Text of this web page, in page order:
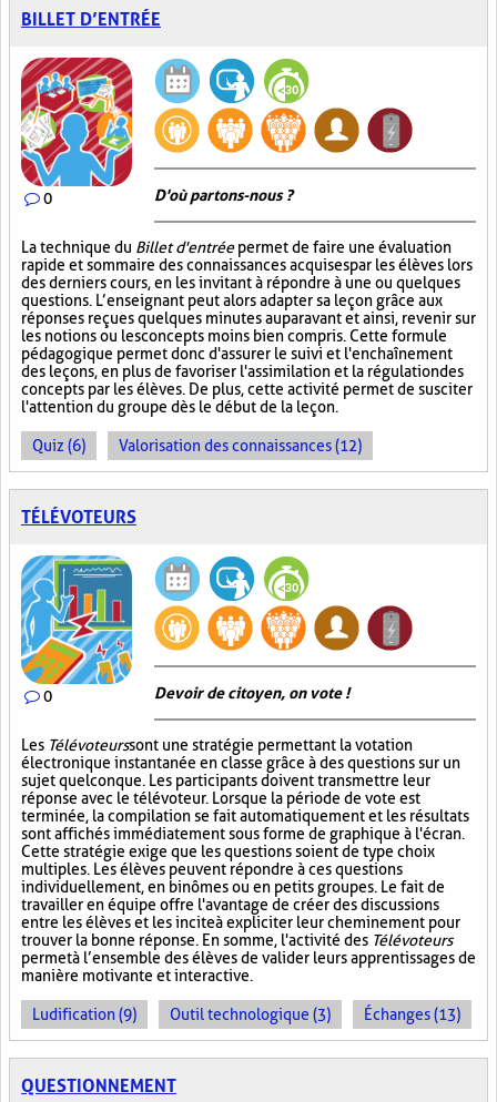
BILLET D’ENTRÉE
0 D'où partons-nous ?
La technique du Billet d'entréepermet de faire une évaluation
rapide et sommaire des connaissances acquises par les élèves lors
des derniers cours, en les invitant à répondre à une ou quelques
questions. L’enseignant peut alors adapter sa leçon grâce aux
réponses reçues quelques minutes auparavant et ainsi, revenir sur
les notions ou les concepts moins bien compris. Cette formule
pédagogique permet donc d'assurer le suivi et l'enchaînement
des leçons, en plus de favoriser l'assimilation et la régulation des
concepts par les élèves. De plus, cette activité permet de susciter
l'attention du groupe dès le début de la leçon.
Quiz (6) Valorisation des connaissances (12)
TÉLÉVOTEURS
0 Devoir de citoyen, on vote !
Les Télévoteurssont une stratégie permettant la votation
électronique instantanée en classe grâce à des questions sur un
sujet quelconque. Les participants doivent transmettre leur
réponse avec le télévoteur. Lorsque la période de vote est
terminée, la compilation se fait automatiquement et les résultats
sont affichés immédiatement sous forme de graphique à l'écran.
Cette stratégie exige que les questions soient de type choix
multiples. Les élèves peuvent répondre à ces questions
individuellement, en binômes ou en petits groupes. Le fait de
travailler en équipe offre l'avantage de créer des discussions
entre les élèves et les incite à expliciter leur cheminement pour
trouver la bonne réponse. En somme, l'activité des Télévoteurs
permet à l’ensemble des élèves de valider leurs apprentissages de
manière motivante et interactive.
Ludification (9) Outil technologique (3) Échanges (13)
QUESTIONNEMENT